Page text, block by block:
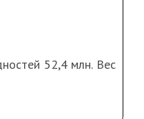
52,4 млн. Вес